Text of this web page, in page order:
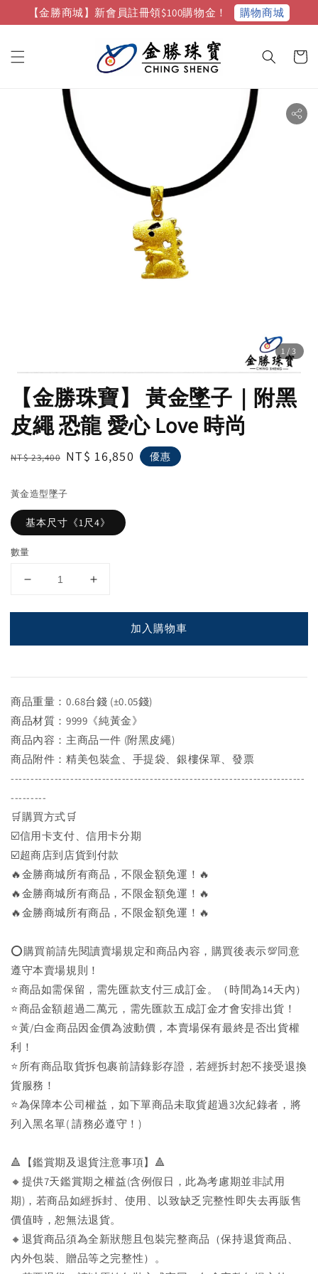
【金勝商城】新會員註冊領$100購物金！ 購物商城
1 /3
【金勝珠寶】 黃金墜子｜附黑
皮繩 恐龍 愛心 Love 時尚
Regular
NT$ 23,400 Sale
NT$ 16,850 優惠
黃金造型墜子
基本尺寸《1尺4》
數量
加入購物車
商品重量：0.68台錢 (±0.05錢)
商品材質：9999《純黃金》
商品內容：主商品一件 (附黑皮繩)
商品附件：精美包裝盒、手提袋、銀樓保單、發票
--------------------------------------------------------------------------
---------
🛒購買方式🛒
☑️信用卡支付、信用卡分期
☑️超商店到店貨到付款
🔥金勝商城所有商品，不限金額免運！🔥
🔥金勝商城所有商品，不限金額免運！🔥
🔥金勝商城所有商品，不限金額免運！🔥
⭕購買前請先閱讀賣場規定和商品內容，購買後表示💯同意
遵守本賣場規則！
⭐商品如需保留，需先匯款支付三成訂金。（時間為14天內）
⭐商品金額超過二萬元，需先匯款五成訂金才會安排出貨！
⭐黃/白金商品因金價為波動價，本賣場保有最終是否出貨權
利！
⭐️所有商品取貨拆包裹前請錄影存證，若經拆封恕不接受退換
貨服務！
⭐為保障本公司權益，如下單商品未取貨超過3次紀錄者，將
列入黑名單( 請務必遵守！)
🔺【鑑賞期及退貨注意事項】🔺
🔸提供7天鑑賞期之權益(含例假日，此為考慮期並非試用
期)，若商品如經拆封、使用、以致缺乏完整性即失去再販售
價值時，恕無法退貨。
🔸退貨商品須為全新狀態且包裝完整商品（保持退貨商品、
內外包裝、贈品等之完整性）。